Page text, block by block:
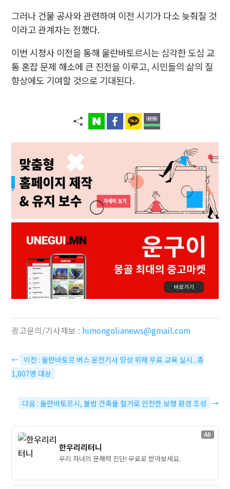
그러나 건물 공사와 관련하여 이전 시기가 다소 늦춰질 것
이라고 관계자는 전했다.
이번 시청사 이전을 통해 울란바토르시는 심각한 도심 교
통 혼잡 문제 해소에 큰 진전을 이루고, 시민들의 삶의 질
향상에도 기여할 것으로 기대된다.
광고문의/기사제보 : himongolianews@gmail.com
← 이전 : 울란바토르 버스 운전기사 양성 위해 무료 교육 실시...총
1,807명 대상
다음 : 울란바토르시, 불법 건축물 철거로 안전한 보행 환경 조성 →
AD
한우리리터니
우리 자녀의 문해력 진단! 무료로 받아보세요.